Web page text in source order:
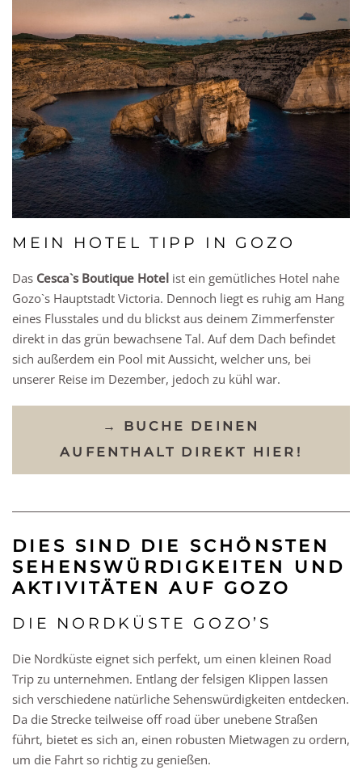
MEIN HOTEL TIPP IN GOZO
Das Cesca`s Boutique Hotel ist ein gemütliches Hotel nahe
Gozo`s Hauptstadt Victoria. Dennoch liegt es ruhig am Hang
eines Flusstales und du blickst aus deinem Zimmerfenster
direkt in das grün bewachsene Tal. Auf dem Dach befindet
sich außerdem ein Pool mit Aussicht, welcher uns, bei
unserer Reise im Dezember, jedoch zu kühl war.
→ BUCHE DEINEN
AUFENTHALT DIREKT HIER!
DIES SIND DIE SCHÖNSTEN
SEHENSWÜRDIGKEITEN UND
AKTIVITÄTEN AUF GOZO
DIE NORDKÜSTE GOZO’S
Die Nordküste eignet sich perfekt, um einen kleinen Road
Trip zu unternehmen. Entlang der felsigen Klippen lassen
sich verschiedene natürliche Sehenswürdigkeiten entdecken.
Da die Strecke teilweise off road über unebene Straßen
führt, bietet es sich an, einen robusten Mietwagen zu ordern,
um die Fahrt so richtig zu genießen.